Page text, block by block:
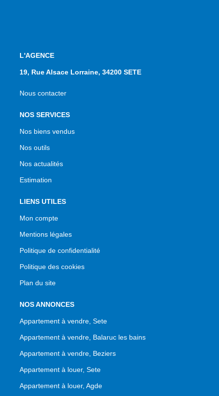
L'AGENCE
19, Rue Alsace Lorraine, 34200 SETE
Nous contacter
NOS SERVICES
Nos biens vendus
Nos outils
Nos actualités
Estimation
LIENS UTILES
Mon compte
Mentions légales
Politique de confidentialité
Politique des cookies
Plan du site
NOS ANNONCES
Appartement à vendre, Sete
Appartement à vendre, Balaruc les bains
Appartement à vendre, Beziers
Appartement à louer, Sete
Appartement à louer, Agde